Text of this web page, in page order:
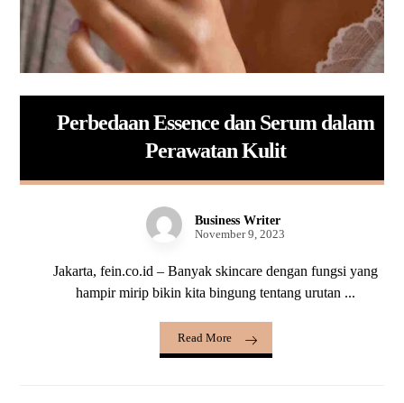
Perbedaan Essence dan Serum dalam
Perawatan Kulit
Business Writer
November 9, 2023
Jakarta, fein.co.id – Banyak skincare dengan fungsi yang
hampir mirip bikin kita bingung tentang urutan ...
Read More